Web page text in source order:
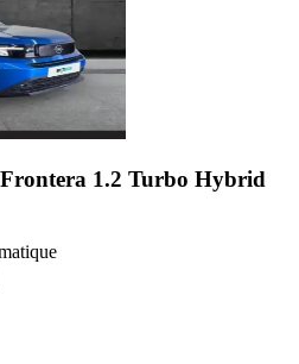
Frontera 1.2 Turbo Hybrid